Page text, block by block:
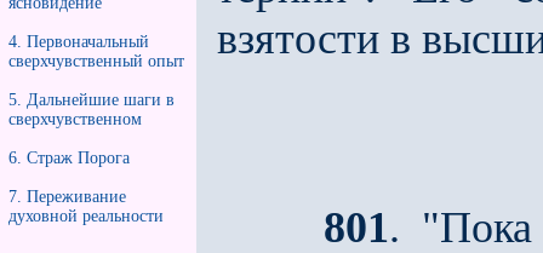
4. Первоначальный
сверхчувственный опыт
5. Дальнейшие шаги в
сверхчувственном
6. Страж Порога
7. Переживание
духовной реальности
взятости в
801. "Пока